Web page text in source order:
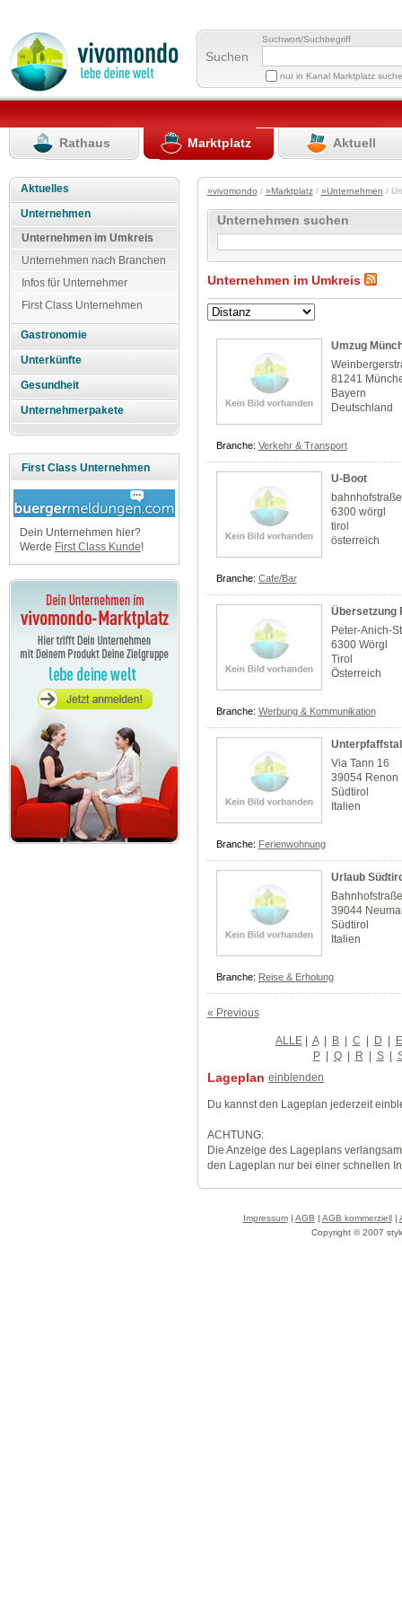
Suchen
Suchwort/Suchbegriff
nur in Kanal Marktplatz
Rathaus Marktplatz Aktuell
Aktuelles
Unternehmen
Unternehmen im Umkreis
Unternehmen nach Branchen
Infos für Unternehmer
First Class Unternehmen
Gastronomie
Unterkünfte
Gesundheit
Unternehmerpakete
First Class Unternehmen
Dein Unternehmen hier?
Werde First Class Kunde!
»vivomondo / »Marktplatz/ »Unternehmen /
Unternehmen suchen
Unternehmen im Umkreis
Umzug
81241
Bayern
Deutschland
Branche: Verkehr & Transport
U-Boot
6300 wörgl
tirol
österreich
Branche: Cafe/Bar
Übersetzung
Peter-Anich-
6300 Wörgl
Tirol
Österreich
Branche: Werbung & Kommunikation
Via Tann 16
39054 Renon
Südtirol
Italien
Branche: Ferienwohnung
Urlaub
39044
Südtirol
Italien
Branche: Reise & Erholung
« Previous
ALLE| A | B | C | D | E
P | Q | R | S |
Lageplan einblenden
Du kannst den Lageplan jederzeit
ACHTUNG:
Die Anzeige des Lageplans
den Lageplan nur bei einer schnellen
Impressum| AGB | AGB kommerziell|
Copyright © 2007